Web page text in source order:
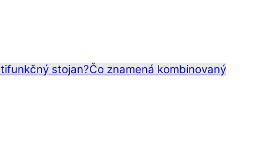
stojan?Čo znamená kombinovaný